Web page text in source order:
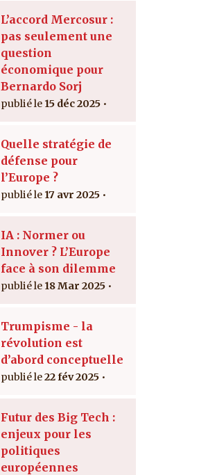
L’accord Mercosur :
pas seulement une
question
économique pour
Bernardo Sorj
15 déc 2025
Quelle stratégie de
défense pour
l’Europe ?
17 avr 2025
IA : Normer ou
Innover ? L’Europe
face à son dilemme
18 Mar 2025
Trumpisme - la
révolution est
d’abord conceptuelle
22 fév 2025
Futur des Big Tech :
enjeux pour les
politiques
européennes